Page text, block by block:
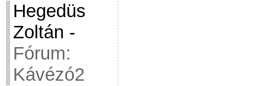
Hegedüs
Zoltán -
Fórum:
Kávézó2